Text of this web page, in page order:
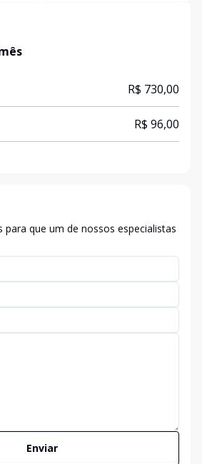
R$ 730,00
R$ 96,00
para que um de nossos especialistas
Enviar